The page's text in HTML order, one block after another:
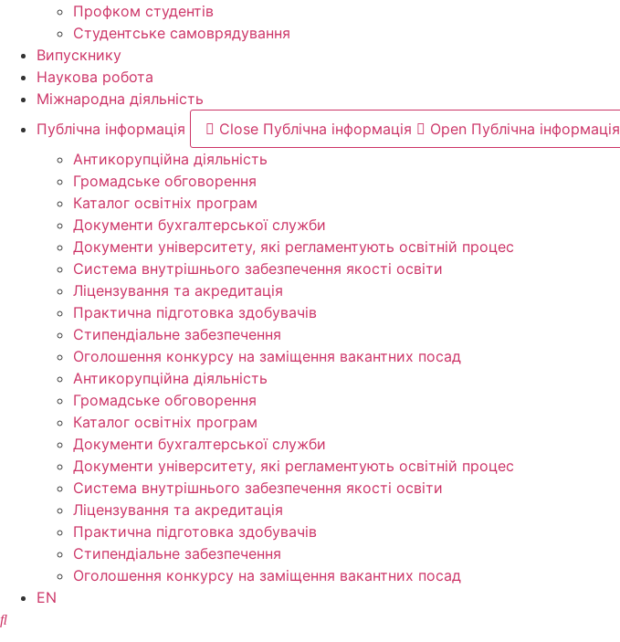
Профком студентів
Студентське самоврядування
Випускнику
Наукова робота
Міжнародна діяльність
Публічна інформація
Close Публічна інформація
Open Публічна інформація
Антикорупційна діяльність
Громадське обговорення
Каталог освітніх програм
Документи бухгалтерської служби
Документи університету, які регламентують освітній процес
Система внутрішнього забезпечення якості освіти
Ліцензування та акредитація
Практична підготовка здобувачів
Стипендіальне забезпечення
Оголошення конкурсу на заміщення вакантних посад
Антикорупційна діяльність
Громадське обговорення
Каталог освітніх програм
Документи бухгалтерської служби
Документи університету, які регламентують освітній процес
Система внутрішнього забезпечення якості освіти
Ліцензування та акредитація
Практична підготовка здобувачів
Стипендіальне забезпечення
Оголошення конкурсу на заміщення вакантних посад
EN